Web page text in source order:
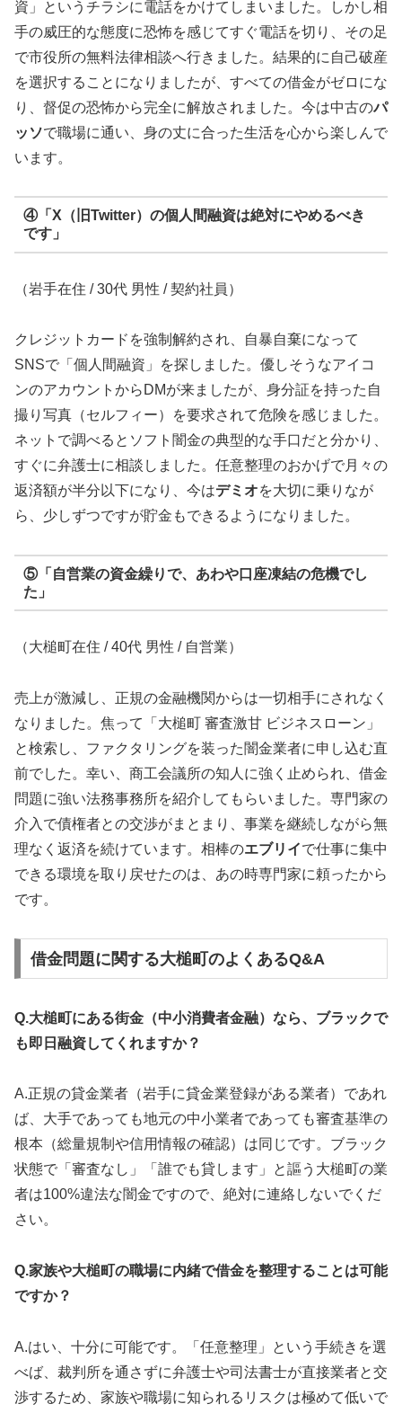
資」というチラシに電話をかけてしまいました。しかし相
手の威圧的な態度に恐怖を感じてすぐ電話を切り、その足
で市役所の無料法律相談へ行きました。結果的に自己破産
を選択することになりましたが、すべての借金がゼロにな
り、督促の恐怖から完全に解放されました。今は中古のパ
ッソで職場に通い、身の丈に合った生活を心から楽しんで
います。
④「X（旧Twitter）の個人間融資は絶対にやめるべき
です」
（岩手在住 / 30代 男性 / 契約社員）
クレジットカードを強制解約され、自暴自棄になって
SNSで「個人間融資」を探しました。優しそうなアイコ
ンのアカウントからDMが来ましたが、身分証を持った自
撮り写真（セルフィー）を要求されて危険を感じました。
ネットで調べるとソフト闇金の典型的な手口だと分かり、
すぐに弁護士に相談しました。任意整理のおかげで月々の
返済額が半分以下になり、今はデミオを大切に乗りなが
ら、少しずつですが貯金もできるようになりました。
⑤「自営業の資金繰りで、あわや口座凍結の危機でし
た」
（大槌町在住 / 40代 男性 / 自営業）
売上が激減し、正規の金融機関からは一切相手にされなく
なりました。焦って「大槌町 審査激甘 ビジネスローン」
と検索し、ファクタリングを装った闇金業者に申し込む直
前でした。幸い、商工会議所の知人に強く止められ、借金
問題に強い法務事務所を紹介してもらいました。専門家の
介入で債権者との交渉がまとまり、事業を継続しながら無
理なく返済を続けています。相棒のエブリイで仕事に集中
できる環境を取り戻せたのは、あの時専門家に頼ったから
です。
借金問題に関する大槌町のよくあるQ&A
Q.大槌町にある街金（中小消費者金融）なら、ブラックで
も即日融資してくれますか？
A.正規の貸金業者（岩手に貸金業登録がある業者）であれ
ば、大手であっても地元の中小業者であっても審査基準の
根本（総量規制や信用情報の確認）は同じです。ブラック
状態で「審査なし」「誰でも貸します」と謳う大槌町の業
者は100%違法な闇金ですので、絶対に連絡しないでくだ
さい。
Q.家族や大槌町の職場に内緒で借金を整理することは可能
ですか？
A.はい、十分に可能です。「任意整理」という手続きを選
べば、裁判所を通さずに弁護士や司法書士が直接業者と交
渉するため、家族や職場に知られるリスクは極めて低いで